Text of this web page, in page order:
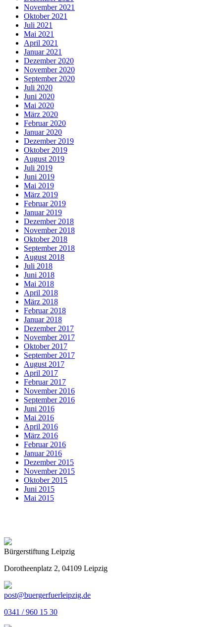
November 2021
Oktober 2021
Juli 2021
Mai 2021
April 2021
Januar 2021
Dezember 2020
November 2020
September 2020
Juli 2020
Juni 2020
Mai 2020
März 2020
Februar 2020
Januar 2020
Dezember 2019
Oktober 2019
August 2019
Juli 2019
Juni 2019
Mai 2019
März 2019
Februar 2019
Januar 2019
Dezember 2018
November 2018
Oktober 2018
September 2018
August 2018
Juli 2018
Juni 2018
Mai 2018
April 2018
März 2018
Februar 2018
Januar 2018
Dezember 2017
November 2017
Oktober 2017
September 2017
August 2017
April 2017
Februar 2017
November 2016
September 2016
Juni 2016
Mai 2016
April 2016
März 2016
Februar 2016
Januar 2016
Dezember 2015
November 2015
Oktober 2015
Juni 2015
Mai 2015
Bürgerstiftung Leipzig
Dorotheenplatz 2, 04109 Leipzig
post@buergerfuerleipzig.de
0341 / 960 15 30